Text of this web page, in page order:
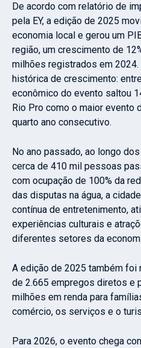
De acordo com relatório de
pela EY, a edição de 2025
economia local e gerou um
região, um crescimento de
milhões registrados em 2024.
histórica de crescimento:
econômico do evento saltou
Rio Pro como o maior evento
quarto ano consecutivo.
No ano passado, ao longo
cerca de 410 mil pessoas
com ocupação de 100% da
das disputas na água, a
contínua de entretenimento,
experiências culturais e
diferentes setores da
A edição de 2025 também foi
de 2.665 empregos diretos e
milhões em renda para
comércio, os serviços e o
Para 2026, o evento chega